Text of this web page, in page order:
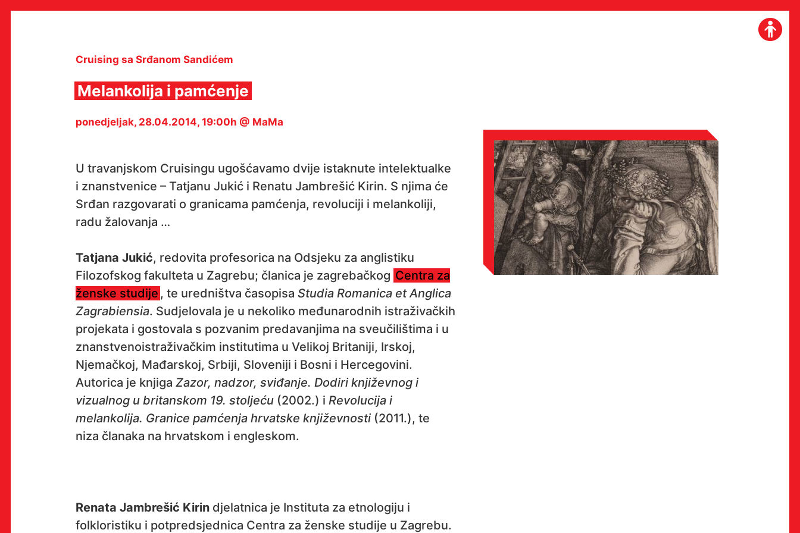
IZDAVAŠTVO
SURADNJE
KONTAKT
OK!
PRETPLATI SE
PROSTOR
10000 Zagreb
Cruising sa Srđanom Sandićem
Melankolija i pamćenje
ponedjeljak, 28.04.2014, 19:00h @ MaMa
U travanjskom Cruisingu ugošćavamo dvije istaknute intelektualke
i znanstvenice – Tatjanu Jukić i Renatu Jambrešić Kirin. S njima će
Srđan razgovarati o granicama pamćenja, revoluciji i melankoliji,
radu žalovanja …
Tatjana Jukić, redovita profesorica na Odsjeku za anglistiku
Filozofskog fakulteta u Zagrebu; članica je zagrebačkog Centra za
ženske studije , te uredništva časopisa Studia Romanica et Anglica
Zagrabiensia. Sudjelovala je u nekoliko međunarodnih istraživačkih
projekata i gostovala s pozvanim predavanjima na sveučilištima i u
znanstvenoistraživačkim institutima u Velikoj Britaniji, Irskoj,
Njemačkoj, Mađarskoj, Srbiji, Sloveniji i Bosni i Hercegovini.
Autorica je knjiga Zazor, nadzor, sviđanje. Dodiri književnog i
vizualnog u britanskom 19. stoljeću (2002.) i Revolucija i
melankolija. Granice pamćenja hrvatske književnosti (2011.), te
niza članaka na hrvatskom i engleskom.
Renata Jambrešić Kirin djelatnica je Instituta za etnologiju i
folkloristiku i potpredsjednica Centra za ženske studije u Zagrebu.